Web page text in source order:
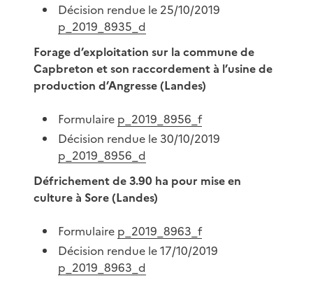
Décision rendue le 25/10/2019
p_2019_8935_d
Forage d’exploitation sur la commune de
Capbreton et son raccordement à l’usine de
production d’Angresse (Landes)
Formulaire p_2019_8956_f
Décision rendue le 30/10/2019
p_2019_8956_d
Défrichement de 3.90 ha pour mise en
culture à Sore (Landes)
Formulaire p_2019_8963_f
Décision rendue le 17/10/2019
p_2019_8963_d